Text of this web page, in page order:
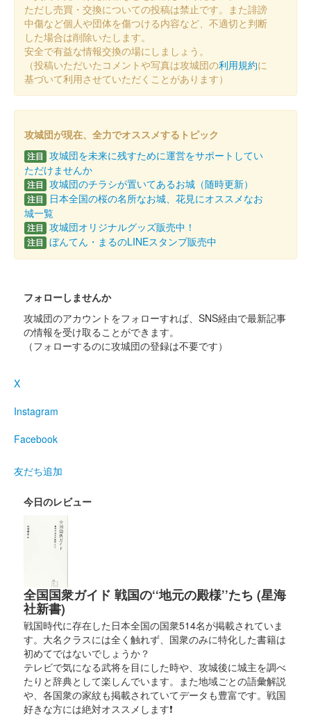
オシロボット 松本城 デフォルメ版
2024年11月3日（金）に開催された第67回まつもと市民祭 松本
まつりにブース出展していたMIXI_ANIMEブースにて販売された
「城郭合体オシロボッツ」とのコラボ御城印。11月4日以降は松
本市観光……
販売終了
2024年11月9日に旧開智学校再オープンを記念して作成された御
城印。松本城と旧開智学校の絵柄を組み合わせると1枚の絵にな
る。5000枚限定
松本城 御城印 令和6年 葉月限定版
登久姫氏による直筆の御城印。
松本城 御城印 令和6年 水無月限定版
松本城 御城印
販売終了
登久姫氏による直筆の御城印。
松本城 御城印
登久姫氏による直筆の御城印。
松本城 御城印 令和6年 卯月限定版
販売終了
登久姫氏による直筆の御城印。
ただし売買・交換についての投稿は禁止です。また誹謗
中傷など個人や団体を傷つける内容など、不適切と判断
した場合は削除いたします。
安全で有益な情報交換の場にしましょう。
（投稿いただいたコメントや写真は攻城団の利用規約に
基づいて利用させていただくことがあります）
攻城団が現在、全力でオススメするトピック
注目 攻城団を未来に残すために運営をサポートしてい
ただけませんか
注目 攻城団のチラシが置いてあるお城（随時更新）
注目
日本全国の桜の名所なお城、花見にオススメなお
城一覧
注目 攻城団オリジナルグッズ販売中！
注目 ぼんてん・まるのLINEスタンプ販売中
フォローしませんか
攻城団のアカウントをフォローすれば、SNS経由で最新記事
の情報を受け取ることができます。
（フォローするのに攻城団の登録は不要です）
X
Instagram
Facebook
友だち追加
今日のレビュー
全国国衆ガイド 戦国の‘‘地元の殿様’’たち (星海
社新書)
戦国時代に存在した日本全国の国衆514名が掲載されていま
す。大名クラスには全く触れず、国衆のみに特化した書籍は
初めてではないでしょうか？
テレビで気になる武将を目にした時や、攻城後に城主を調べ
たりと辞典として楽しんでいます。また地域ごとの語彙解説
や、各国衆の家紋も掲載されていてデータも豊富です。戦国
好きな方には絶対オススメします❗